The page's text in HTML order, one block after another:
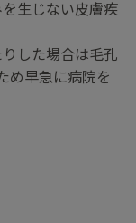
生じない皮膚疾
した場合は毛孔
め早急に病院を